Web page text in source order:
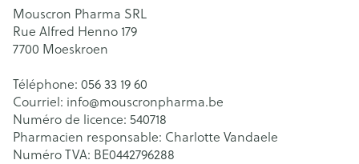
Mouscron Pharma SRL
Rue Alfred Henno 179
7700 Moeskroen
Téléphone: 056 33 19 60
Courriel: info@mouscronpharma.be
Numéro de licence: 540718
Pharmacien responsable: Charlotte Vandaele
Numéro TVA: BE0442796288